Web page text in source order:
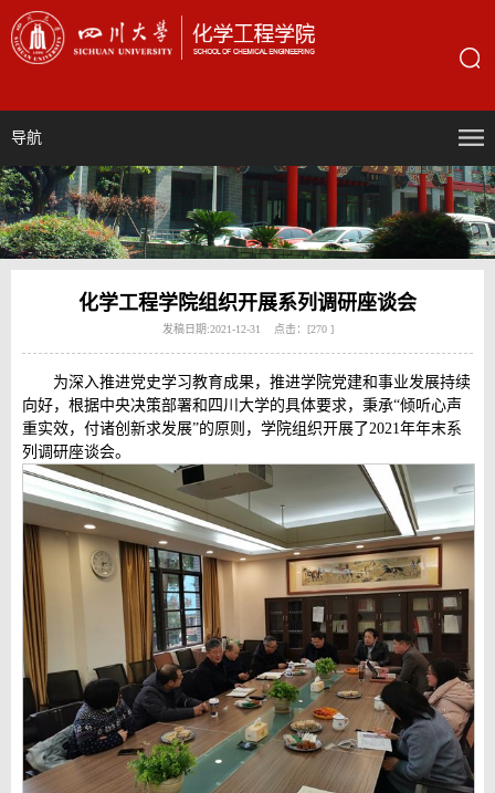
导航
化学工程学院组织开展系列调研座谈会
发稿日期:2021-12-31 点击：[270 ]
为深入推进党史学习教育成果，推进学院党建和事业发展持续
向好，根据中央决策部署和四川大学的具体要求，秉承“倾听心声
重实效，付诸创新求发展”的原则，学院组织开展了2021年年末系
列调研座谈会。